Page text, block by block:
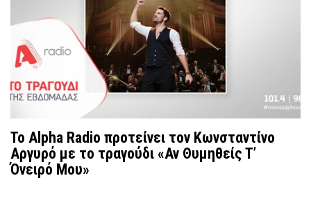
Το Alpha Radio προτείνει τον Κωνσταντίνο
Αργυρό με το τραγούδι «Αν Θυμηθείς Τ’
Όνειρό Μου»